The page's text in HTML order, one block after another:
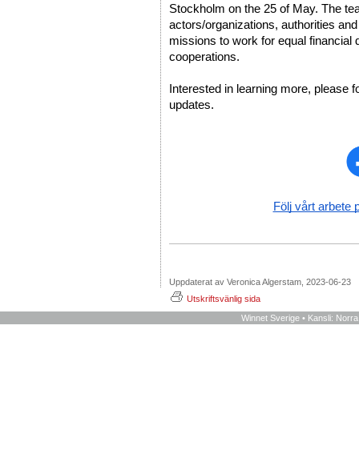
Stockholm on the 25 of May. The
actors/organizations, authorities
missions to work for equal financial
cooperations.
Interested in learning more, please
updates.
Följ vårt arbete
Uppdaterat av Veronica Algerstam, 2023-06-23
Utskriftsvänlig sida
Winnet Sverige • Kansli: